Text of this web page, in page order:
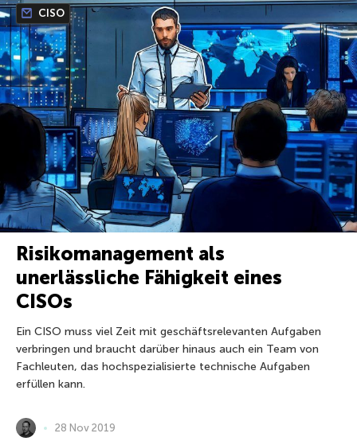
CISO
Risikomanagement als
unerlässliche Fähigkeit eines
CISOs
Ein CISO muss viel Zeit mit geschäftsrelevanten Aufgaben
verbringen und braucht darüber hinaus auch ein Team von
Fachleuten, das hochspezialisierte technische Aufgaben
erfüllen kann.
28 Nov 2019